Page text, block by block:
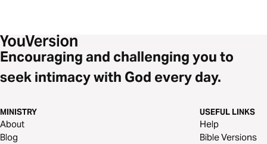
Encouraging and challenging you to
seek intimacy with God every day.
MINISTRY
About
Blog
USEFUL LINKS
Help
Bible Versions